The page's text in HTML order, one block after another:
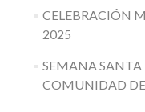
CELEBRACIÓN
2025
SEMANA SANTA
COMUNIDAD